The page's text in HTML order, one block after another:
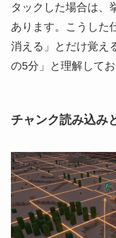
タックした場合は、
あります。こうした
消える」とだけ覚え
の5分」と理解して
チャンク読み込み